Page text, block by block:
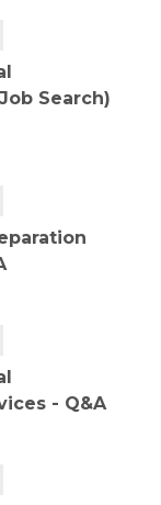
Search)
- Q&A